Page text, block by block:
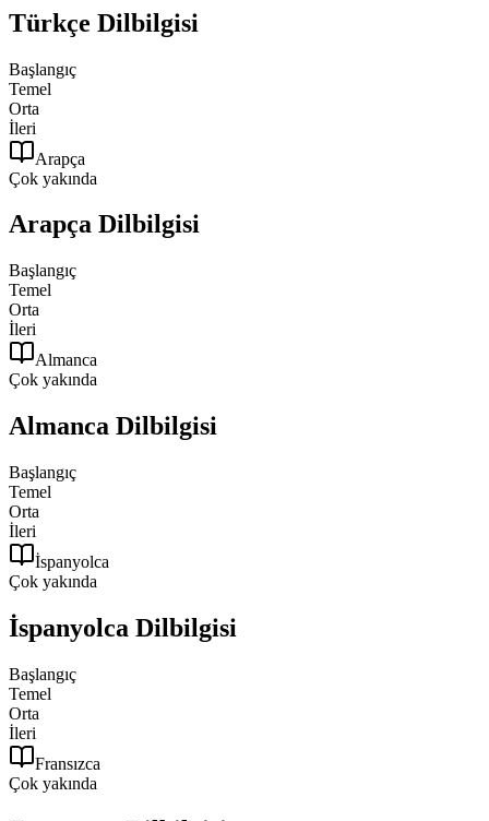
Türkçe Dilbilgisi
Başlangıç
Temel
Orta
İleri
Arapça
Çok yakında
Arapça Dilbilgisi
Başlangıç
Temel
Orta
İleri
Almanca
Çok yakında
Almanca Dilbilgisi
Başlangıç
Temel
Orta
İleri
İspanyolca
Çok yakında
İspanyolca Dilbilgisi
Başlangıç
Temel
Orta
İleri
Fransızca
Çok yakında